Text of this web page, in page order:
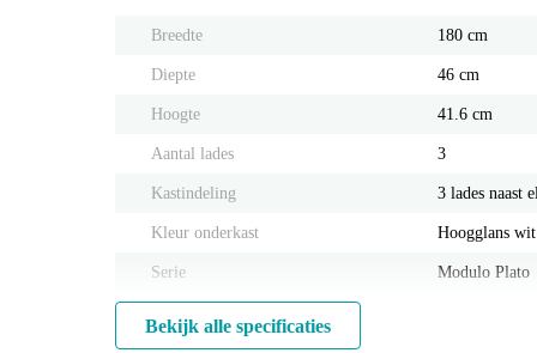
Breedte 180 cm
Diepte 46 cm
Hoogte 41.6 cm
Aantal lades 3
Kastindeling 3 lades naast
Kleur onderkast Hoogglans wit
Serie Modulo Plato
Bekijk alle specificaties